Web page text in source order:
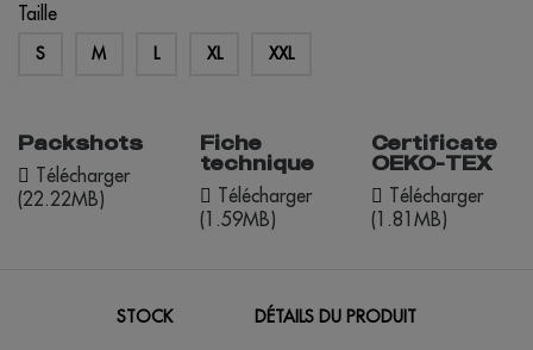
Taille
S M L XL XXL
Packshots
Télécharger
(22.22MB)
Fiche
technique
Télécharger
(1.59MB)
Certificate
OEKO-TEX
Télécharger
(1.81MB)
STOCK DÉTAILS DU PRODUIT